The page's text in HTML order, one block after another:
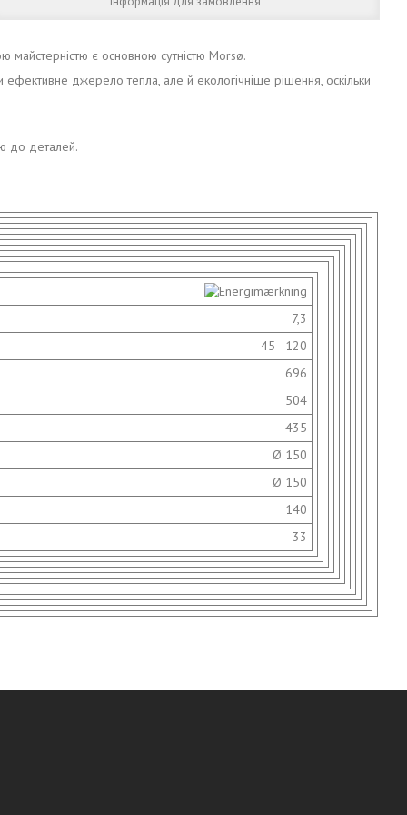
майстерністю є основною сутністю Morsø.
джерело тепла, але й екологічніше рішення, оскільки
до деталей.
7,3
45 - 120
696
504
435
Ø 150
Ø 150
140
33